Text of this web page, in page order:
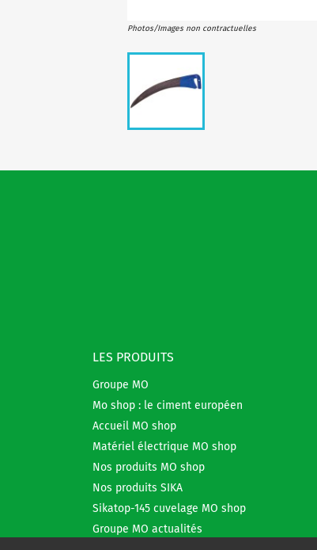
Photos/Images non contractuelles
LES PRODUITS
Groupe MO
Mo shop : le ciment européen
Accueil MO shop
Matériel électrique MO shop
Nos produits MO shop
Nos produits SIKA
Sikatop-145 cuvelage MO shop
Groupe MO actualités